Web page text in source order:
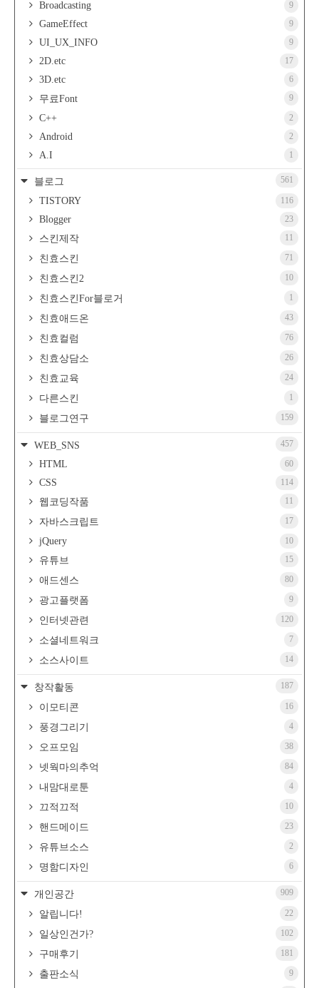
Broadcasting 9
GameEffect 9
UI_UX_INFO 9
2D.etc 17
3D.etc 6
무료Font 9
C++ 2
Android 2
A.I 1
블로그 561
TISTORY 116
Blogger 23
스킨제작 11
친효스킨 71
친효스킨2 10
친효스킨For블로거 1
친효애드온 43
친효컬럼 76
친효상담소 26
친효교육 24
다른스킨 1
블로그연구 159
WEB_SNS 457
HTML 60
CSS 114
웹코딩작품 11
자바스크립트 17
jQuery 10
유튜브 15
애드센스 80
광고플랫폼 9
인터넷관련 120
소셜네트워크 7
소스사이트 14
창작활동 187
이모티콘 16
풍경그리기 4
오프모임 38
넷웍마의추억 84
내맘대로툰 4
끄적끄적 10
핸드메이드 23
유튜브소스 2
명함디자인 6
개인공간 909
알립니다! 22
일상인건가? 102
구매후기 181
출판소식 9